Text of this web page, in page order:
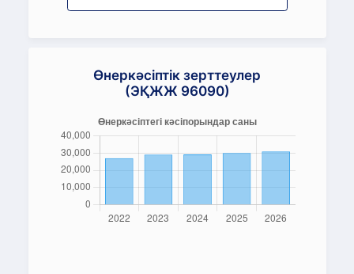
Өнеркәсіптік зерттеулер
(ЭҚЖЖ 96090)